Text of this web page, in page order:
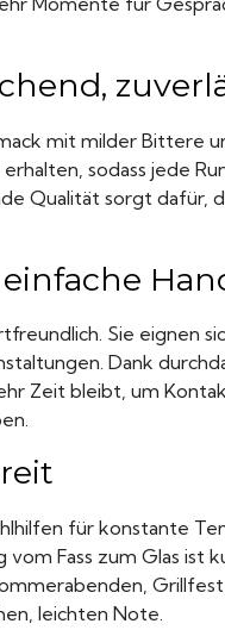
mit milder Bittere
sodass jede
Qualität sorgt dafür,
Sie eignen
Dank
Zeit bleibt, um
für konstante
Fass zum Glas ist
leichten Note.